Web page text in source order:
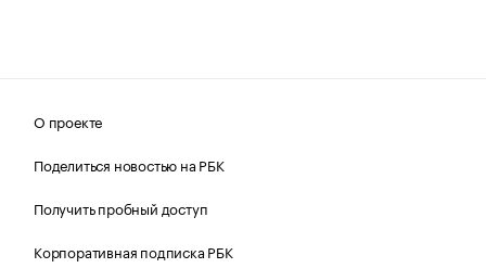
О проекте
Поделиться новостью на РБК
Получить пробный доступ
Корпоративная подписка РБК